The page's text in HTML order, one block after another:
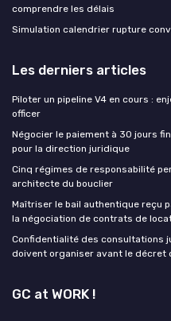
comprendre les délais
Simulation calendrier rupture
Les derniers articles
Piloter un pipeline V4 en cours :
officer
Négocier le paiement à 30 jours
pour la direction juridique
Cinq régimes de responsabilité
architecte du bouclier
Maîtriser le bail authentique reçu
la négociation de contrats de
Confidentialité des consultations
doivent organiser avant le décret
GC at WORK !